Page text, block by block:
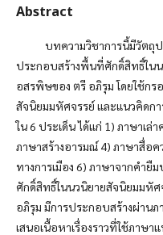
Abstract
บทความวิชาการนี้มีวัตถุ
ประกอบสร้างพื้นที่ศักดิ์สิทธิ์ใน
อสรพิษของ ตรี อภิรุม โดยใช้ก
สัจนิยมมหัศจรรย์ และแนวคิดก
ใน 6 ประเด็น ได้แก่ 1) ภาษาเล่
ภาษาสร้างอารมณ์ 4) ภาษาสื่อค
ทางการเมือง 6) ภาษาจากคำ
ศักดิ์สิทธิ์ในนวนิยายสัจนิยมมหั
อภิรุม มีการประกอบสร้างผ่านภ
เสนอเนื้อหาเรื่องราวที่ใช้ภาษา